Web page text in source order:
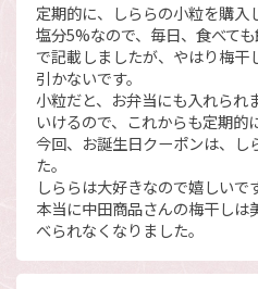
定期的に、しららの小粒を購入
塩分5%なので、毎日、食べて
で記載しましたが、やはり梅干
引かないです。
小粒だと、お弁当にも入れられ
いけるので、これからも定期的
今回、お誕生日クーポンは、し
た。
しららは大好きなので嬉しいで
本当に中田商品さんの梅干しは
べられなくなりました。